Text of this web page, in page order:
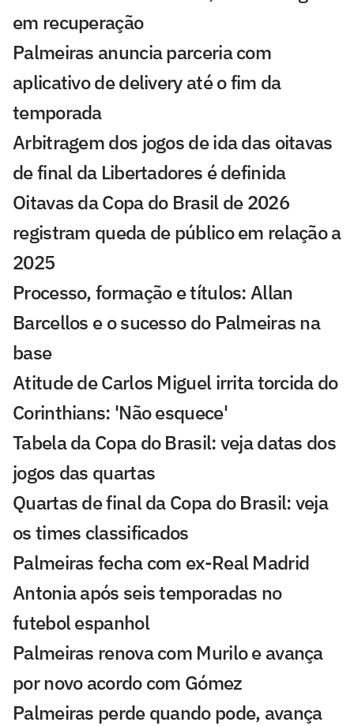
em recuperação
Palmeiras anuncia parceria com
aplicativo de delivery até o fim da
temporada
Arbitragem dos jogos de ida das oitavas
de final da Libertadores é definida
Oitavas da Copa do Brasil de 2026
registram queda de público em relação a
2025
Processo, formação e títulos: Allan
Barcellos e o sucesso do Palmeiras na
base
Atitude de Carlos Miguel irrita torcida do
Corinthians: 'Não esquece'
Tabela da Copa do Brasil: veja datas dos
jogos das quartas
Quartas de final da Copa do Brasil: veja
os times classificados
Palmeiras fecha com ex-Real Madrid
Antonia após seis temporadas no
futebol espanhol
Palmeiras renova com Murilo e avança
por novo acordo com Gómez
Palmeiras perde quando pode, avança